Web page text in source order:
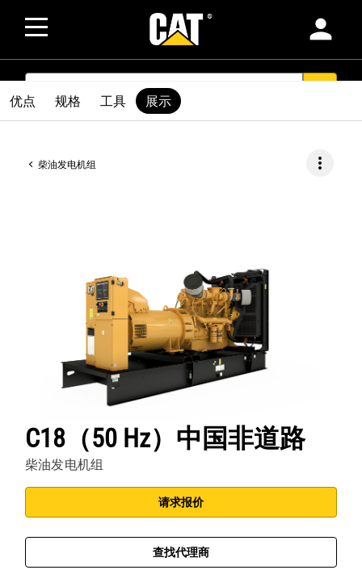
person
SEARCH
柴油发电机组 more_vert
C18（50 Hz）中国非道路
柴油发电机组
请求报价
查找代理商
优点 规格 工具 展示